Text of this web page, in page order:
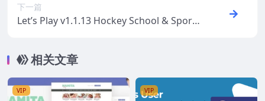
下一篇
Let’s Play v1.1.13 Hockey School & Sport
相关文章
VIP VIP